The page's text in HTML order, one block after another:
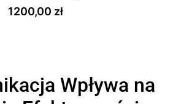
1200,00 zł
Wpływa na